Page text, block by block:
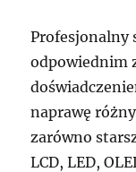
Profesjonalny
odpowiednim
naprawę
zarówno
LCD, LED,